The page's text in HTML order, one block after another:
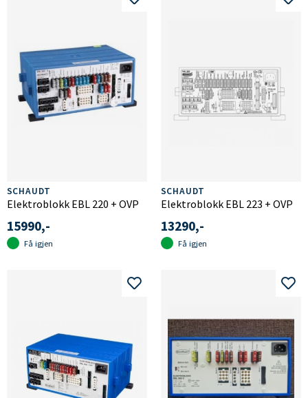
SCHAUDT
Elektroblokk EBL 220 + OVP
15990,-
Få igjen
SCHAUDT
Elektroblokk EBL 223 + OVP
13290,-
Få igjen